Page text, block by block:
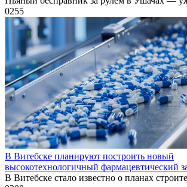
0255
В Витебске планируют построить новый
высокотехнологичный фармацевтический
В Витебске стало известно о планах